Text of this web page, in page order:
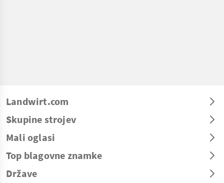
Landwirt.com
Skupine strojev
Mali oglasi
Top blagovne znamke
Države